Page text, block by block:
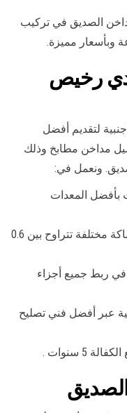
الصديق في تركيب
وبأسعار مميزة.
رخيص
لتقديم أفضل
مداخن مطابخ وذلك
ونعمل في:
المعدات
تركيب مدخنة شفاط المطبخ بسماكة مختلفة تتراوح بين 0.6
ربط جميع أجزاء
عبر أفضل فني تصليح
5 سنوات .